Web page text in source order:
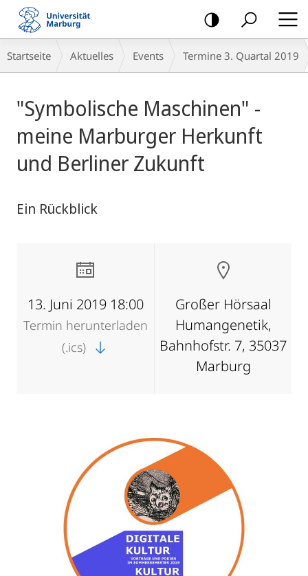
Mobile-
Navigation
Breadcrumb-
Navigation
Startseite Aktuelles Events Termine 3. Quartal 2019
"Symbolische Maschinen" -
meine Marburger Herkunft
und Berliner Zukunft
Ein Rückblick
13. Juni 2019 18:00
Termin herunterladen
(.ics)
Großer Hörsaal
Humangenetik,
Bahnhofstr. 7, 35037
Marburg